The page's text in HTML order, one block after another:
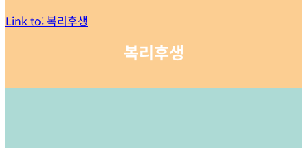
Link to: 복리후생
복리후생